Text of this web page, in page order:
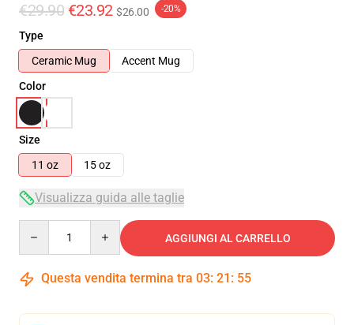
€29.90 €23.92 $26.00 -20%
Type
Ceramic Mug
Accent Mug
Color
Size
11 oz
15 oz
Visualizza guida alle taglie
AGGIUNGI AL CARRELLO
Questa vendita termina tra 03: 21 : 54